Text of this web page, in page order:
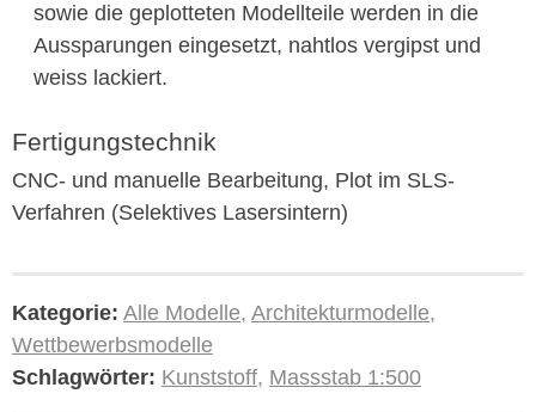
sowie die geplotteten Modellteile werden in die
Aussparungen eingesetzt, nahtlos vergipst und
weiss lackiert.
Fertigungstechnik
CNC- und manuelle Bearbeitung, Plot im SLS-
Verfahren (Selektives Lasersintern)
Kategorie: Alle Modelle, Architekturmodelle,
Wettbewerbsmodelle
Schlagwörter: Kunststoff, Massstab 1:500